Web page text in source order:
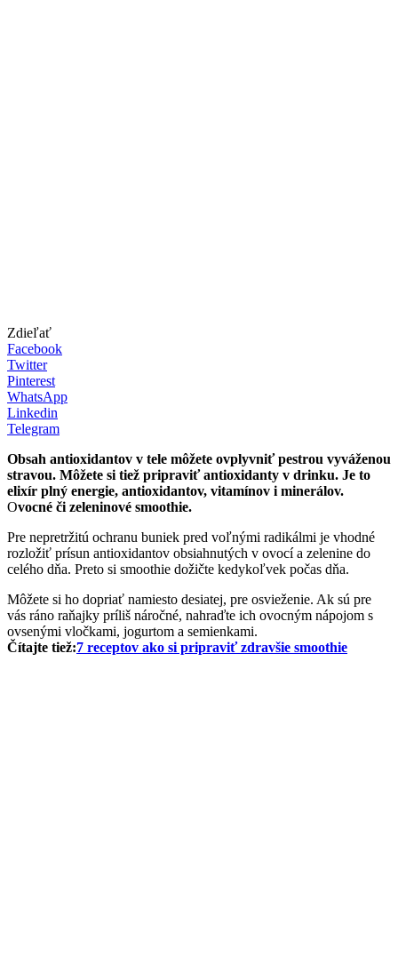
Zdieľať
Facebook
Twitter
Pinterest
WhatsApp
Linkedin
Telegram
Obsah antioxidantov v tele môžete ovplyvniť pestrou vyváženou
stravou. Môžete si tiež pripraviť antioxidanty v drinku. Je to
elixír plný energie, antioxidantov, vitamínov i minerálov.
Ovocné či zeleninové smoothie.
Pre nepretržitú ochranu buniek pred voľnými radikálmi je vhodné
rozložiť prísun antioxidantov obsiahnutých v ovocí a zelenine do
celého dňa. Preto si smoothie dožičte kedykoľvek počas dňa.
Môžete si ho dopriať namiesto desiatej, pre osvieženie. Ak sú pre
vás ráno raňajky príliš náročné, nahraďte ich ovocným nápojom s
ovsenými vločkami, jogurtom a semienkami.
Čítajte tiež:7 receptov ako si pripraviť zdravšie smoothie